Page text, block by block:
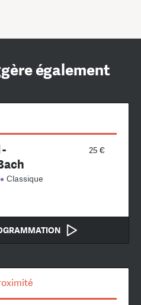
également
25 €
Classique